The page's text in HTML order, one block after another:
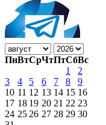
ПнВтСрЧтПтСбВс
1
2
3
4 5 6 7 8
9
10 11 12 13 14 15 16
17 18 19 20 21 22 23
24 25 26 27 28 29 30